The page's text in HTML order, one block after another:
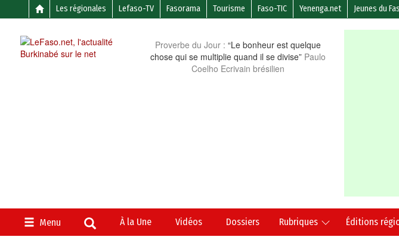
Les régionales Lefaso-TV Fasorama Tourisme Faso-TIC Yenenga.net Jeunes du
Proverbe du Jour : “Le bonheur est quelque
chose qui se multiplie quand il se divise” Paulo
Coelho Ecrivain brésilien
Menu À la Une Vidéos Dossiers Rubriques Éditions